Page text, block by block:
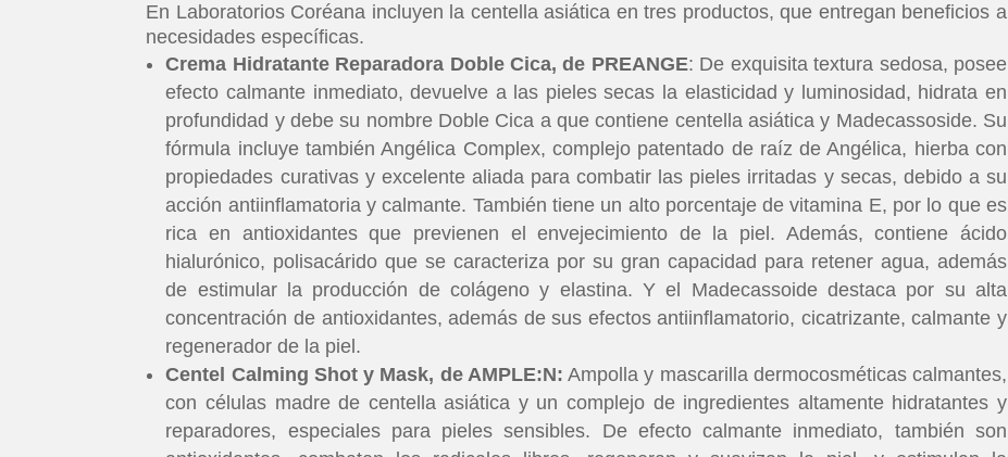
En Laboratorios Coréana incluyen la centella asiática en tres productos, que entregan beneficios a
necesidades específicas.
Crema Hidratante Reparadora Doble Cica, de PREANGE: De exquisita textura sedosa, posee
efecto calmante inmediato, devuelve a las pieles secas la elasticidad y luminosidad, hidrata en
profundidad y debe su nombre Doble Cica a que contiene centella asiática y Madecassoside. Su
fórmula incluye también Angélica Complex, complejo patentado de raíz de Angélica, hierba con
propiedades curativas y excelente aliada para combatir las pieles irritadas y secas, debido a su
acción antiinflamatoria y calmante. También tiene un alto porcentaje de vitamina E, por lo que es
rica en antioxidantes que previenen el envejecimiento de la piel. Además, contiene ácido
hialurónico, polisacárido que se caracteriza por su gran capacidad para retener agua, además
de estimular la producción de colágeno y elastina. Y el Madecassoide destaca por su alta
concentración de antioxidantes, además de sus efectos antiinflamatorio, cicatrizante, calmante y
regenerador de la piel.
Centel Calming Shot y Mask, de AMPLE:N: Ampolla y mascarilla dermocosméticas calmantes,
con células madre de centella asiática y un complejo de ingredientes altamente hidratantes y
reparadores, especiales para pieles sensibles. De efecto calmante inmediato, también son